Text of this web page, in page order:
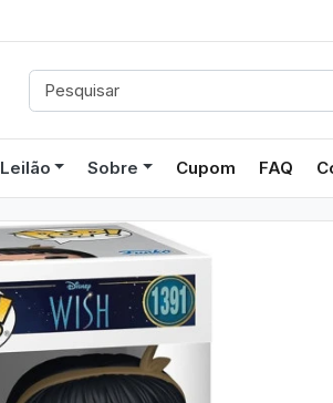
Leilão Sobre Cupom FAQ